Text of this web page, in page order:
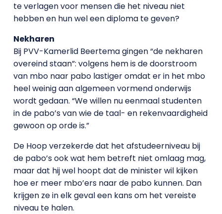
te verlagen voor mensen die het niveau niet
hebben en hun wel een diploma te geven?
Nekharen
Bij PVV-Kamerlid Beertema gingen “de nekharen
overeind staan”: volgens hem is de doorstroom
van mbo naar pabo lastiger omdat er in het mbo
heel weinig aan algemeen vormend onderwijs
wordt gedaan. “We willen nu eenmaal studenten
in de pabo’s van wie de taal- en rekenvaardigheid
gewoon op orde is.”
De Hoop verzekerde dat het afstudeerniveau bij
de pabo’s ook wat hem betreft niet omlaag mag,
maar dat hij wel hoopt dat de minister wil kijken
hoe er meer mbo’ers naar de pabo kunnen. Dan
krijgen ze in elk geval een kans om het vereiste
niveau te halen.